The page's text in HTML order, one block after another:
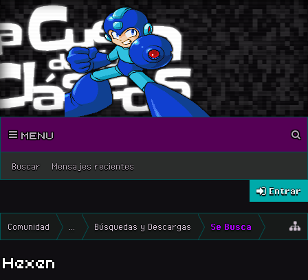
Buscar Mensajes recientes
MENU
Entrar
Comunidad Búsquedas y Descargas Se Busca
Hexen